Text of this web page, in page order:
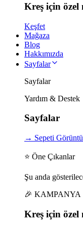
Kreş için özel
Keşfet
Mağaza
Blog
Hakkımızda
Sayfalar
Sayfalar
Yardım & Destek
Sayfalar
→ Sepeti
⭐ Öne Çıkanlar
Şu anda
🎉 KAMPANYA
Kreş için özel